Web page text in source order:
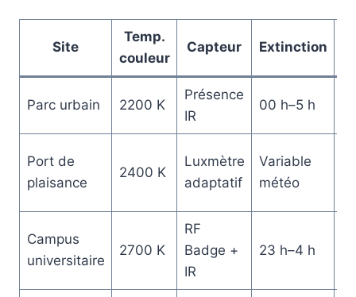
Site
Temp.
couleur
Capteur Extinction
Parc urbain 2200 K
Présence
IR
00 h–5 h
Port de
plaisance
2400 K
Luxmètre
adaptatif
Variable
météo
Campus
universitaire
2700 K
RF
Badge +
IR
23 h–4 h